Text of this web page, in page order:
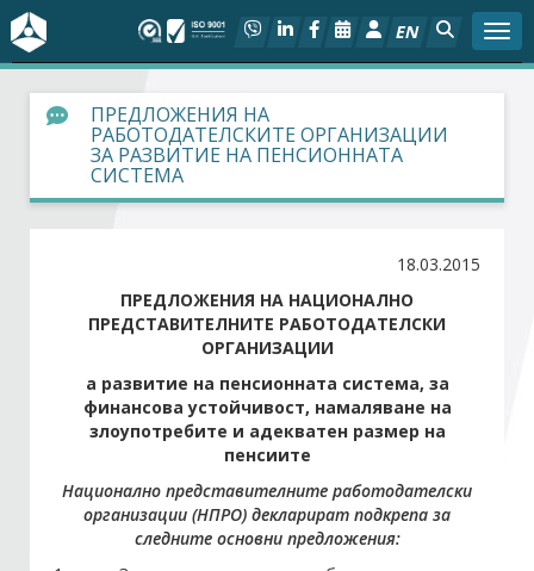
EN
За БСК
На фокус
Актуално
Арбитражен съд
ПРЕДЛОЖЕНИЯ НА
РАБОТОДАТЕЛСКИТЕ ОРГАНИЗАЦИИ
ЗА РАЗВИТИЕ НА ПЕНСИОННАТА
СИСТЕМА
18.03.2015
ПРЕДЛОЖЕНИЯ НА НАЦИОНАЛНО
ПРЕДСТАВИТЕЛНИТЕ РАБОТОДАТЕЛСКИ
ОРГАНИЗАЦИИ
а развитие на пенсионната система, за
финансова устойчивост, намаляване на
злоупотребите и адекватен размер на
пенсиите
Национално представителните работодателски
организации (НПРО) декларират подкрепа за
следните основни предложения: